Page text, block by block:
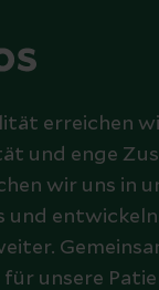
erreichen
und enge
wir uns in
und
für unsere